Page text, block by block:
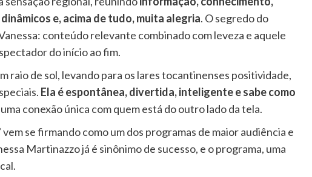
e, acima de tudo, muita alegria. O segredo do
conteúdo relevante combinado com leveza e aquele
do início ao fim.
raio de sol, levando para os lares tocantinenses positividade,
Ela é espontânea, divertida, inteligente e sabe como
conexão única com quem está do outro lado da tela.
vem se firmando como um dos programas de maior audiência e
Martinazzo já é sinônimo de sucesso, e o programa, uma